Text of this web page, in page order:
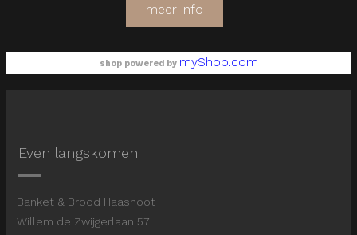
meer info
shop powered by myShop.com
Even langskomen
Banket & Brood Haasnoot
Willem de Zwijgerlaan 57